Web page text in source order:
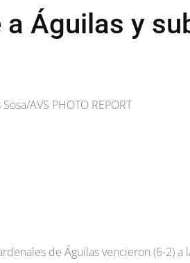
a Águilas y
AVS PHOTO REPORT
de Águilas vencieron (6-2) a